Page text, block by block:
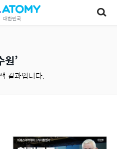
대한민국
원
결과입니다.